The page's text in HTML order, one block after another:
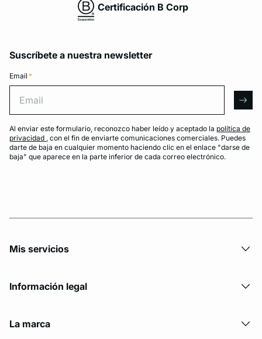
Certificación B Corp
Suscríbete a nuestra newsletter
Email *
Al enviar este formulario, reconozco haber leído y aceptado la política de
privacidad , con el fin de enviarte comunicaciones comerciales. Puedes
darte de baja en cualquier momento haciendo clic en el enlace "darse de
baja" que aparece en la parte inferior de cada correo electrónico.
Mis servicios
Información legal
La marca